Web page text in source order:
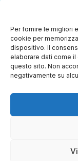
Per fornire le migliori
cookie per
dispositivo. Il
elaborare dati come
questo sito. Non
negativamente su
Società
coordinamento
Sede legale: via